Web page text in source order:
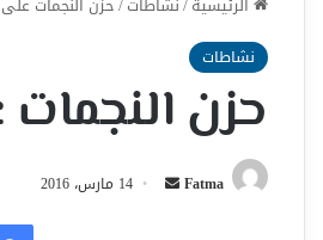
نشاطات
حزن
Fatma
أرسل 14 مارس، 2016